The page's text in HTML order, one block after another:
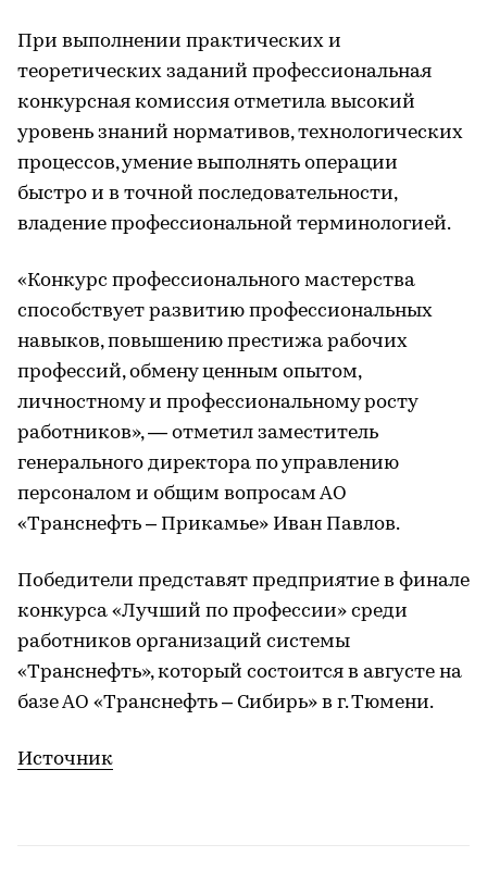
При выполнении практических и
теоретических заданий профессиональная
конкурсная комиссия отметила высокий
уровень знаний нормативов, технологических
процессов, умение выполнять операции
быстро и в точной последовательности,
владение профессиональной терминологией.
«Конкурс профессионального мастерства
способствует развитию профессиональных
навыков, повышению престижа рабочих
профессий, обмену ценным опытом,
личностному и профессиональному росту
работников», — отметил заместитель
генерального директора по управлению
персоналом и общим вопросам АО
«Транснефть – Прикамье» Иван Павлов.
Победители представят предприятие в финале
конкурса «Лучший по профессии» среди
работников организаций системы
«Транснефть», который состоится в августе на
базе АО «Транснефть – Сибирь» в г. Тюмени.
Источник